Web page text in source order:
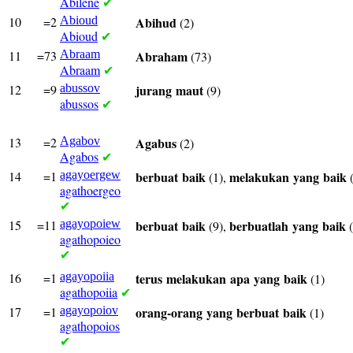
✔
10 =2 Abioud
Abioud ✔
Abihud(2)
11 =73 Abraam
Abraam ✔
Abraham(73)
12 =9 abussov
abussos ✔
jurang maut(9)
13
=2 Agabov
Agabos ✔
Agabus(2)
14 =1 agayoergew
agathoergeo
✔
berbuat baik(1), melakukan yang baik
15 =11 agayopoiew
agathopoieo
✔
berbuat baik(9), berbuatlah yang baik
16
=1 agayopoiia
agathopoiia ✔
terus melakukan apa yang baik(1)
17 =1 agayopoiov
agathopoios
✔
orang-orang yang berbuat baik(1)